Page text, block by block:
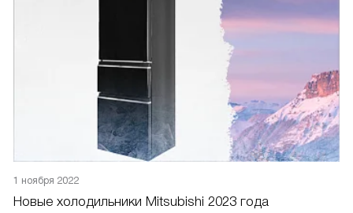
1 ноября 2022
Новые холодильники Mitsubishi 2023 года